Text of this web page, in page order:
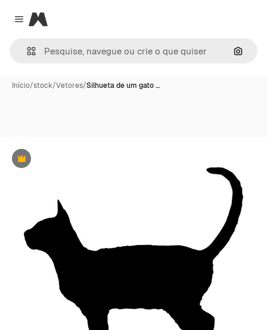
Close menu
Magnific
Início/stock/Vetores/Silhueta de um gato …
Premium